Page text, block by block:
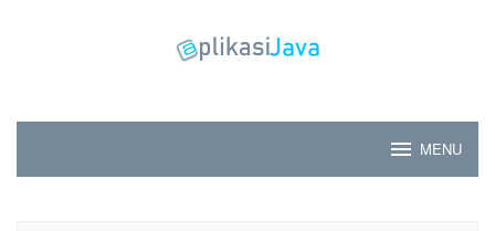
MENU